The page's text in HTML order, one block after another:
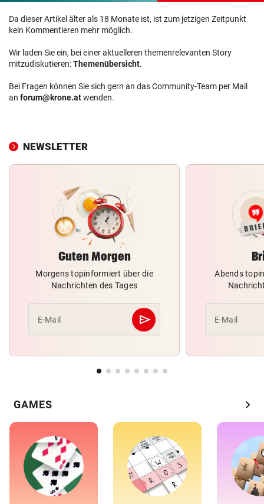
Da dieser Artikel älter als 18 Monate ist, ist zum jetzigen Zeitpunkt
kein Kommentieren mehr möglich.
Wir laden Sie ein, bei einer aktuelleren themenrelevanten Story
mitzudiskutieren:Themenübersicht.
Bei Fragen können Sie sich gern an das Community-Team per Mail
an forum@krone.atwenden.
NEWSLETTER
Guten Morgen
Morgens topinformiert über die
Nachrichten des Tages
E-Mail send
Abschicken
Abends
E-Mail
GAMES chevron_right